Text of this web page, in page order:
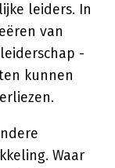
leiders. In
van
-
kunnen
Waar